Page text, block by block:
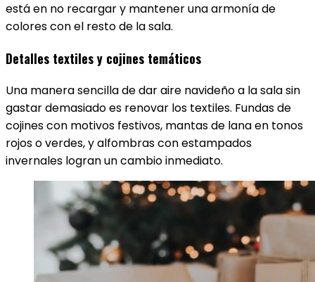
está en no recargar y mantener una armonía de
colores con el resto de la sala.
Detalles textiles y cojines temáticos
Una manera sencilla de dar aire navideño a la sala sin
gastar demasiado es renovar los textiles. Fundas de
cojines con motivos festivos, mantas de lana en tonos
rojos o verdes, y alfombras con estampados
invernales logran un cambio inmediato.